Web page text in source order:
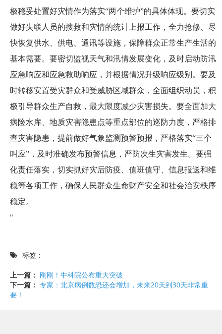
极稳妥处置好灾情作为落实“两个维护”的具体体现。要切实
做好失联人员的搜救和灾情的统计上报工作，全力抢修、尽
快恢复供水、供电、通讯等设施，保障群众正常生产生活的
基本需要。要密切监视天气和汛情发展变化，及时启动防汛
应急响应和应急救助响应，并根据情况升级响应级别。要及
时转移安置受灾群众和受威胁区域群众，全面组织动员，积
极引导群众生产自救，最大限度减少灾害损失。要全面加大
病险水库、地质灾害隐患点等重点部位的巡防力度，严格排
查灾害隐患，提前做好气象监测预警预报，严格落实“三个
叫应”，及时准确发布预警信息，严防次生灾害发生。要强
化责任落实，切实抓好灾后防疫、值班值守、信息报送和维
稳等各项工作，确保人民群众生命财产安全和社会治安秩序
稳定。
"
标签：
上一篇： 刚刚！中科院公布重大突破
下一篇： 专家：北京病例数恐还会增加，未来20天到30天非常重
要！